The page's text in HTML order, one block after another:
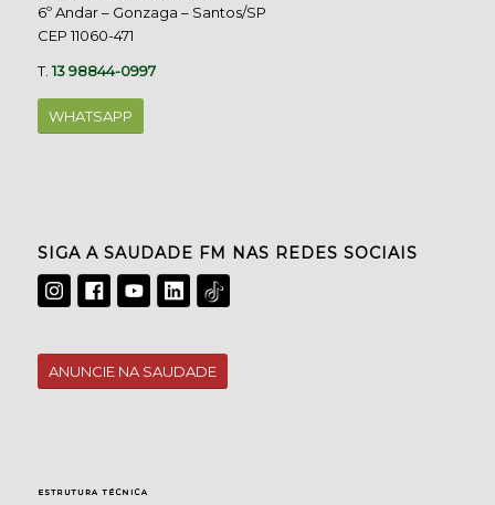
6º Andar – Gonzaga – Santos/SP
CEP 11060-471
T.13 98844-0997
WHATSAPP
SIGA A SAUDADE FM NAS REDES SOCIAIS
ANUNCIE NA SAUDADE